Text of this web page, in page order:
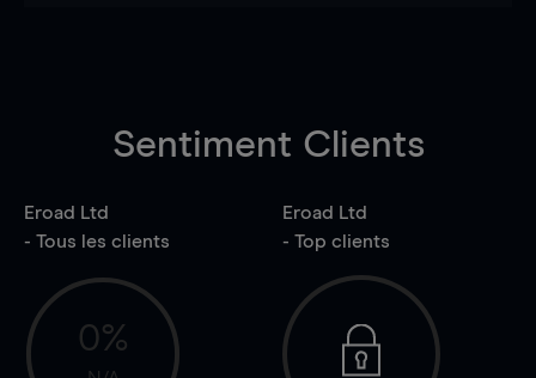
Sentiment Clients
Eroad Ltd
- Tous les clients
0%
Eroad Ltd
- Top clients